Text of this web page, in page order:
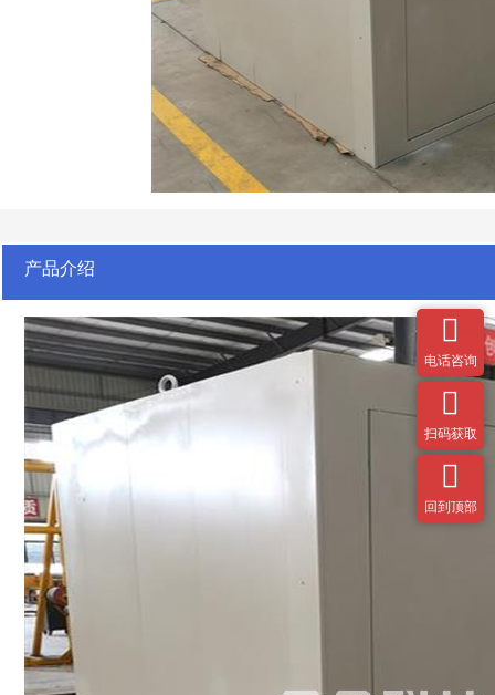
产品介绍

电话咨询

扫码获取

回到顶部